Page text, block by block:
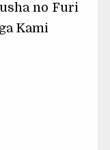
no Furi
Kami